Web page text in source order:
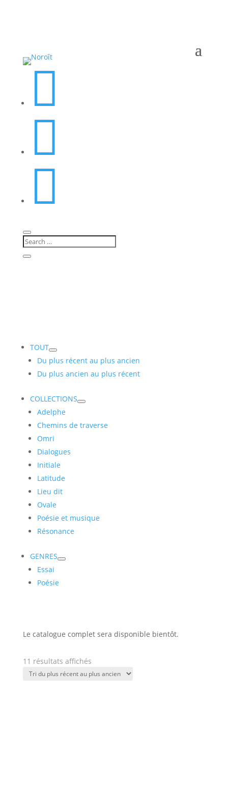



TOUT
Du plus récent au plus ancien
Du plus ancien au plus récent
COLLECTIONS
Adelphe
Chemins de traverse
Omri
Dialogues
Initiale
Latitude
Lieu dit
Ovale
Poésie et musique
Résonance
GENRES
Essai
Poésie
Le catalogue complet sera disponible bientôt.
11 résultats affichésTrié
du